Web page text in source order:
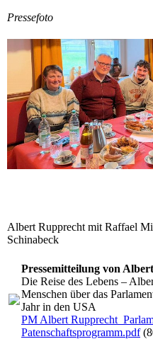
Pressefoto
Albert Rupprecht mit Raffael
Schinabeck
Pressemitteilung von
Die Reise des Lebens –
Menschen über das
Jahr in den USA
PM Albert
Patenschaftsprogramm.pdf